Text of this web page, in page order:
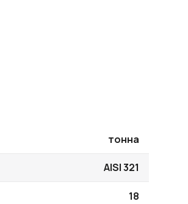
тонна
AISI 321
18